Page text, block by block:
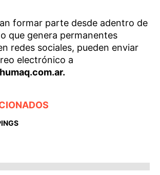
formar parte desde adentro de
que genera permanentes
redes sociales, pueden enviar
electrónico a